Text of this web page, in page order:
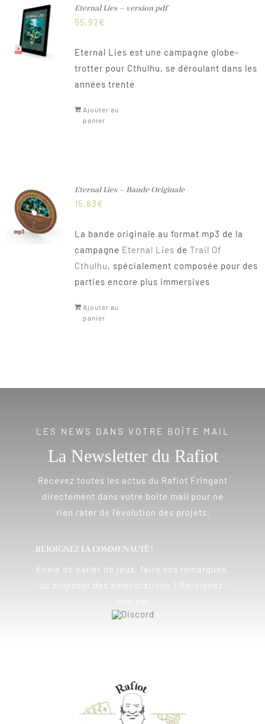
Eternal Lies – version pdf
55,92€
Eternal Lies est une campagne globe-
trotter pour Cthulhu, se déroulant dans les
années trente
Ajouter au
panier
Eternal Lies – Bande Originale
15,83€
La bande originale au format mp3 de la
campagne Eternal Lies de Trail Of
Cthulhu, spécialement composée pour des
parties encore plus immersives
Ajouter au
panier
LES NEWS DANS VOTRE BOÎTE MAIL
La Newsletter du Rafiot
Recevez toutes les actus du Rafiot Fringant
directement dans votre boite mail pour ne
rien rater de l’évolution des projets.
REJOIGNEZ LA COMMUNAUTÉ !
Envie de parler de jeux, faire vos remarques,
ou proposer des améliorations ? Rejoignez-